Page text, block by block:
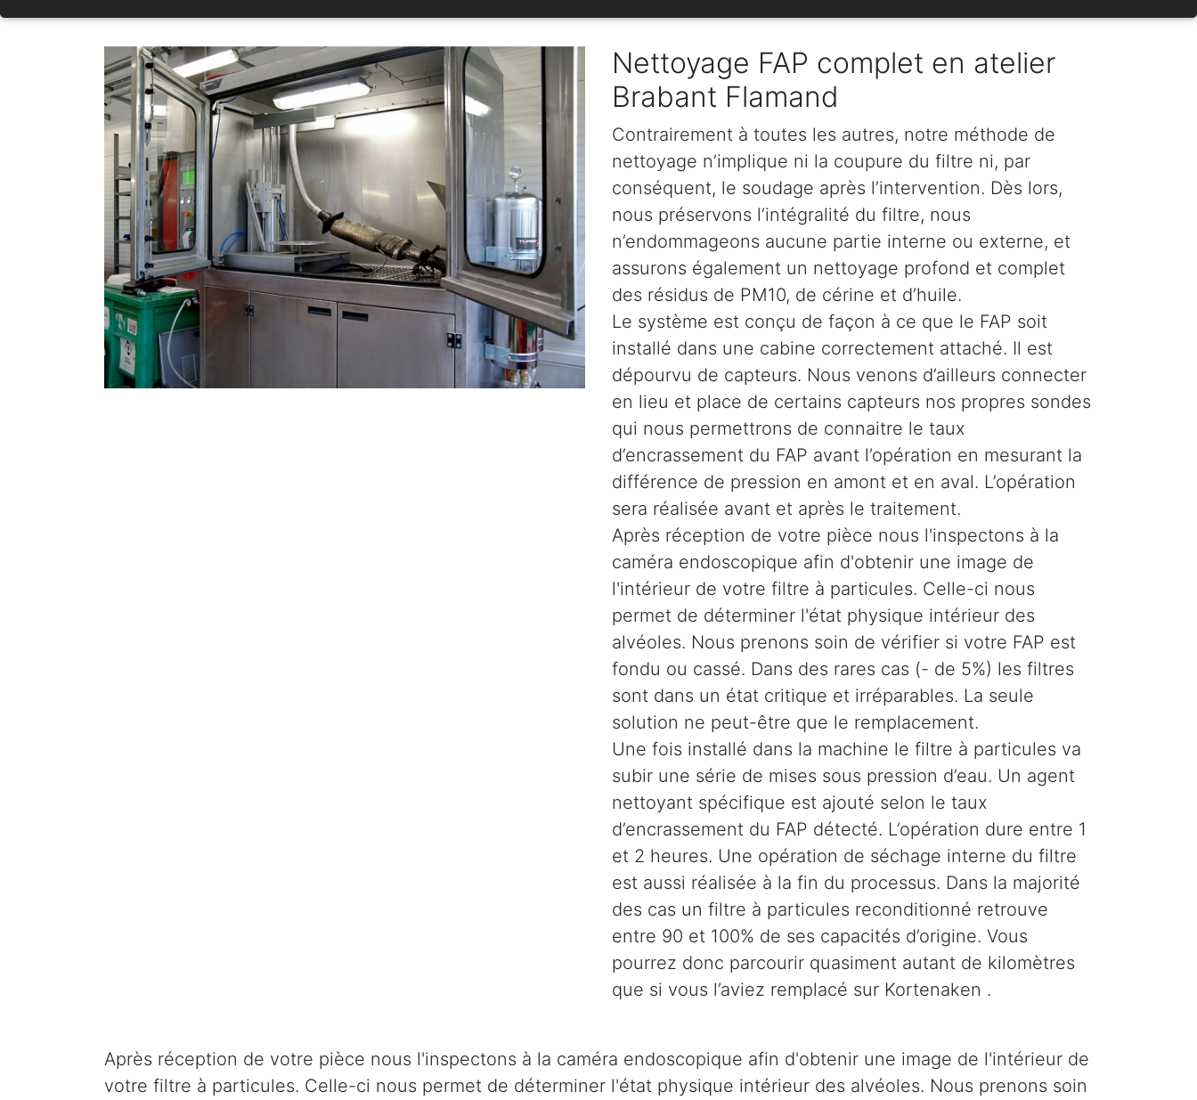
Nettoyage FAP complet en atelier
Brabant Flamand
Contrairement à toutes les autres, notre méthode de
nettoyage n’implique ni la coupure du filtre ni, par
conséquent, le soudage après l’intervention. Dès lors,
nous préservons l’intégralité du filtre, nous
n’endommageons aucune partie interne ou externe, et
assurons également un nettoyage profond et complet
des résidus de PM10, de cérine et d’huile.
Le système est conçu de façon à ce que le FAP soit
installé dans une cabine correctement attaché. Il est
dépourvu de capteurs. Nous venons d’ailleurs connecter
en lieu et place de certains capteurs nos propres sondes
qui nous permettrons de connaitre le taux
d’encrassement du FAP avant l’opération en mesurant la
différence de pression en amont et en aval. L’opération
sera réalisée avant et après le traitement.
Après réception de votre pièce nous l'inspectons à la
caméra endoscopique afin d'obtenir une image de
l'intérieur de votre filtre à particules. Celle-ci nous
permet de déterminer l'état physique intérieur des
alvéoles. Nous prenons soin de vérifier si votre FAP est
fondu ou cassé. Dans des rares cas (- de 5%) les filtres
sont dans un état critique et irréparables. La seule
solution ne peut-être que le remplacement.
Une fois installé dans la machine le filtre à particules va
subir une série de mises sous pression d’eau. Un agent
nettoyant spécifique est ajouté selon le taux
d’encrassement du FAP détecté. L’opération dure entre 1
et 2 heures. Une opération de séchage interne du filtre
est aussi réalisée à la fin du processus. Dans la majorité
des cas un filtre à particules reconditionné retrouve
entre 90 et 100% de ses capacités d’origine. Vous
pourrez donc parcourir quasiment autant de kilomètres
que si vous l’aviez remplacé sur Kortenaken .
Après réception de votre pièce nous l'inspectons à la caméra endoscopique afin d'obtenir une image de l'intérieur de
votre filtre à particules. Celle-ci nous permet de déterminer l'état physique intérieur des alvéoles. Nous prenons soin